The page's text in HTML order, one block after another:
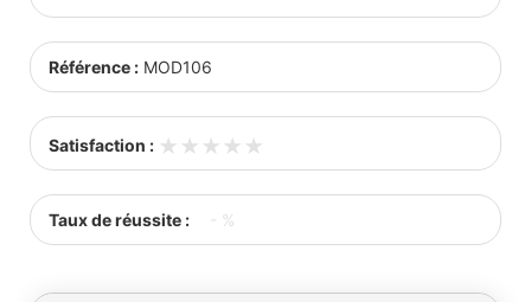
Référence : MOD106
Satisfaction : ★★★★★
★★★★★
Taux de réussite : - %